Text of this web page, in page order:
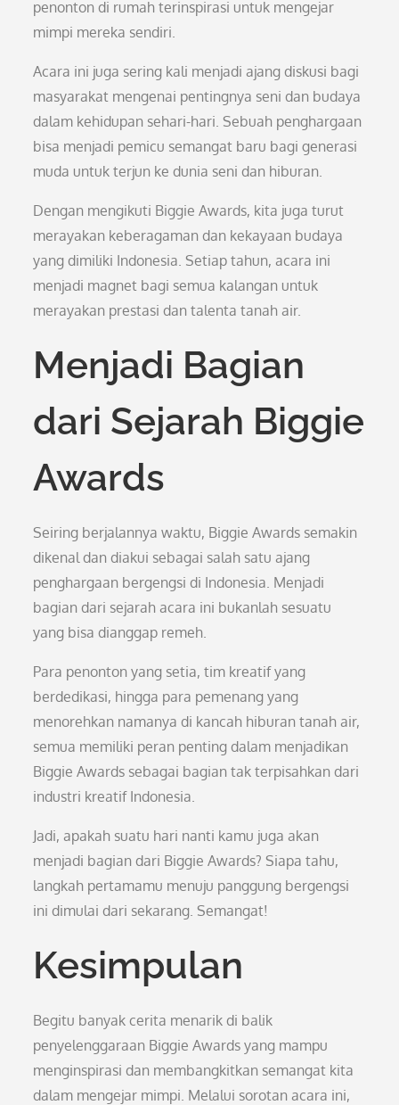
penonton di rumah terinspirasi untuk mengejar
mimpi mereka sendiri.
Acara ini juga sering kali menjadi ajang diskusi bagi
masyarakat mengenai pentingnya seni dan budaya
dalam kehidupan sehari-hari. Sebuah penghargaan
bisa menjadi pemicu semangat baru bagi generasi
muda untuk terjun ke dunia seni dan hiburan.
Dengan mengikuti Biggie Awards, kita juga turut
merayakan keberagaman dan kekayaan budaya
yang dimiliki Indonesia. Setiap tahun, acara ini
menjadi magnet bagi semua kalangan untuk
merayakan prestasi dan talenta tanah air.
Menjadi Bagian
dari Sejarah Biggie
Awards
Seiring berjalannya waktu, Biggie Awards semakin
dikenal dan diakui sebagai salah satu ajang
penghargaan bergengsi di Indonesia. Menjadi
bagian dari sejarah acara ini bukanlah sesuatu
yang bisa dianggap remeh.
Para penonton yang setia, tim kreatif yang
berdedikasi, hingga para pemenang yang
menorehkan namanya di kancah hiburan tanah air,
semua memiliki peran penting dalam menjadikan
Biggie Awards sebagai bagian tak terpisahkan dari
industri kreatif Indonesia.
Jadi, apakah suatu hari nanti kamu juga akan
menjadi bagian dari Biggie Awards? Siapa tahu,
langkah pertamamu menuju panggung bergengsi
ini dimulai dari sekarang. Semangat!
Kesimpulan
Begitu banyak cerita menarik di balik
penyelenggaraan Biggie Awards yang mampu
menginspirasi dan membangkitkan semangat kita
dalam mengejar mimpi. Melalui sorotan acara ini,